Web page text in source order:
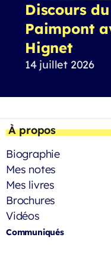
Discours
Paimpont
Hignet
14 juillet 2026
À propos
Biographie
Mes notes
Mes livres
Brochures
Vidéos
Communiqués